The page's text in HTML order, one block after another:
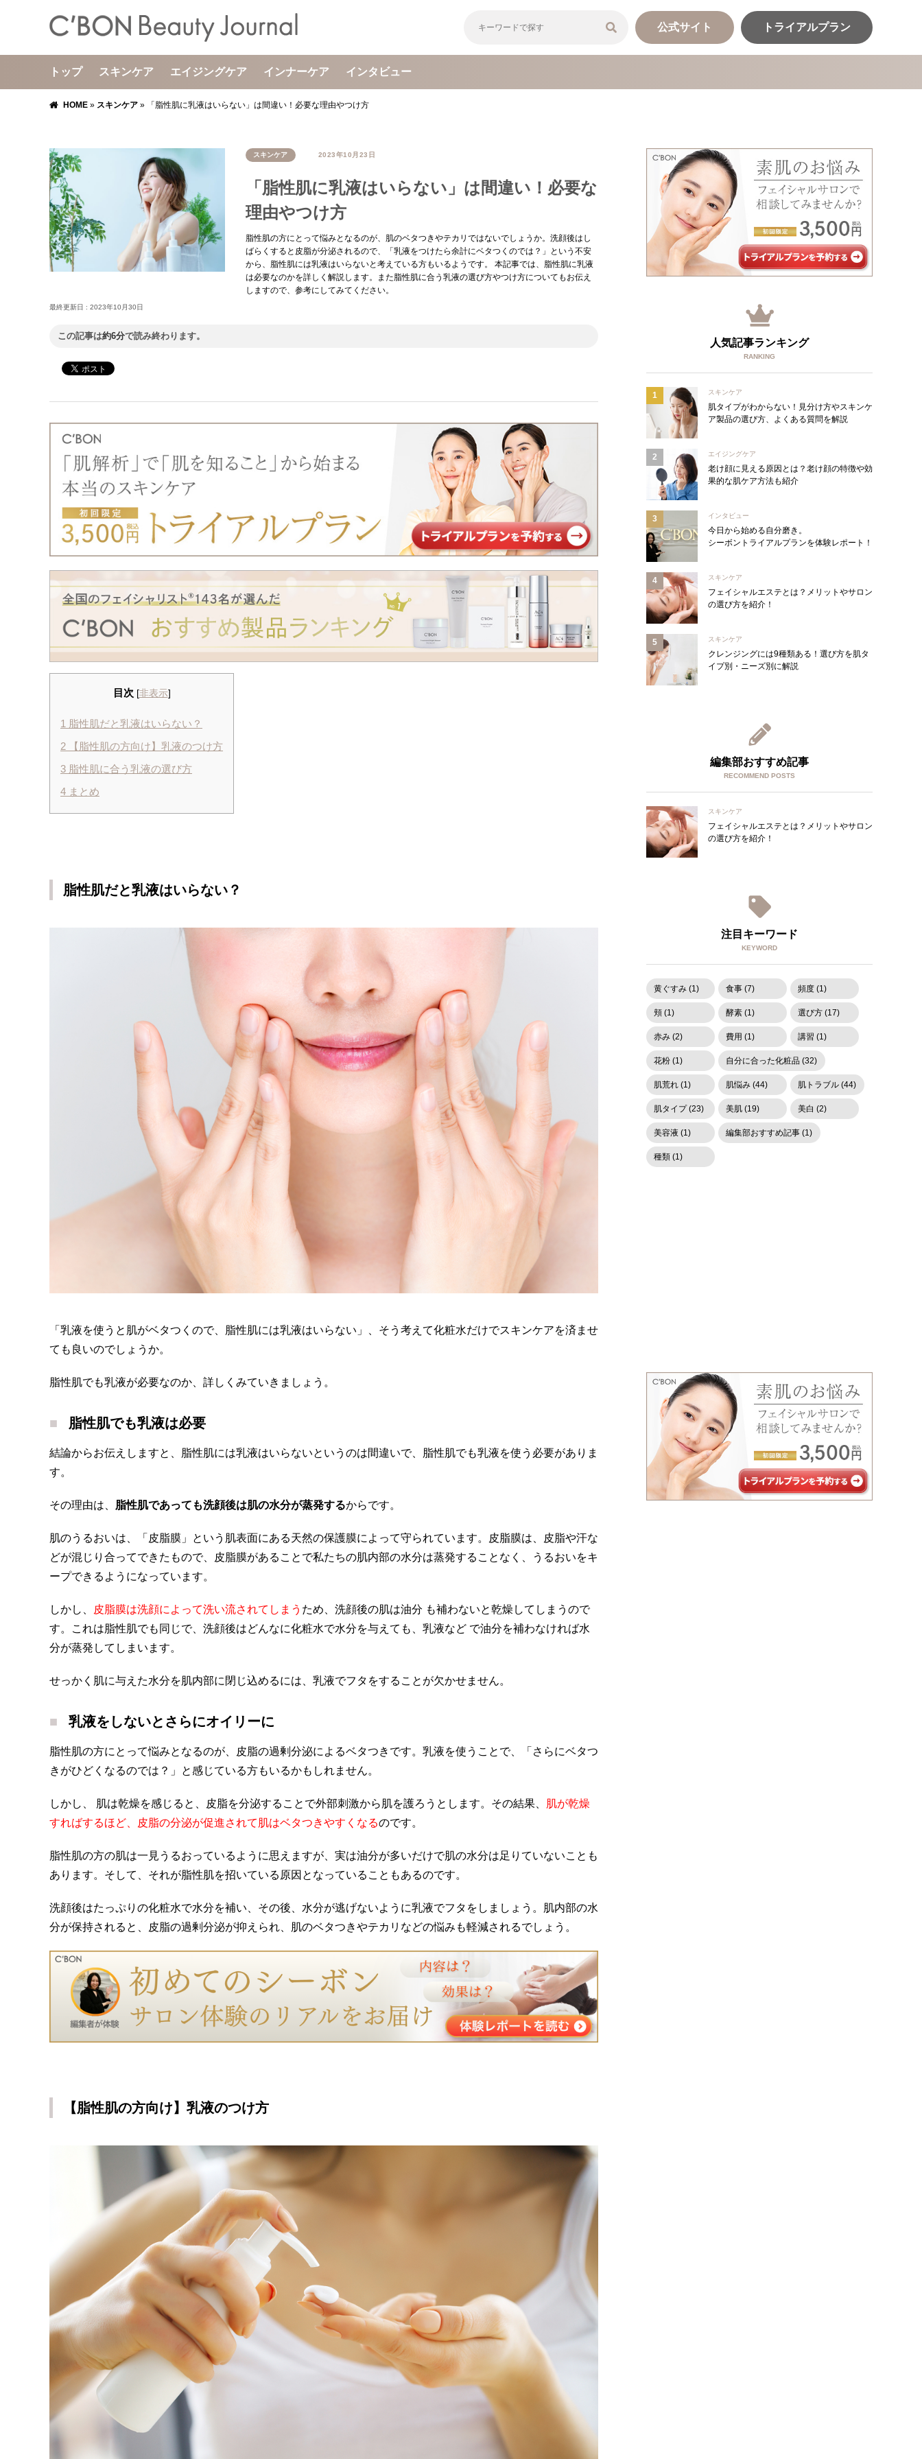
公式サイト トライアルプラン
トップ スキンケア エイジングケア インナーケア インタビュー
HOME » スキンケア » 「脂性肌に乳液はいらない」は間違い！必要な理由やつけ方
スキンケア 2023年10月23日
「脂性肌に乳液はいらない」は間違い！必要な
理由やつけ方
脂性肌の方にとって悩みとなるのが、肌のベタつきやテカリではないでしょうか。洗顔後はし
ばらくすると皮脂が分泌されるので、「乳液をつけたら余計にベタつくのでは？」という不安
から、脂性肌には乳液はいらないと考えている方もいるようです。 本記事では、脂性肌に乳液
は必要なのかを詳しく解説します。また脂性肌に合う乳液の選び方やつけ方についてもお伝え
しますので、参考にしてみてください。
最終更新日 : 2023年10月30日
この記事は約6分で読み終わります。
目次 [非表示]
1 脂性肌だと乳液はいらない？
2 【脂性肌の方向け】乳液のつけ方
3 脂性肌に合う乳液の選び方
4 まとめ
脂性肌だと乳液はいらない？
「乳液を使うと肌がベタつくので、脂性肌には乳液はいらない」、そう考えて化粧水だけでスキンケアを済ませ
ても良いのでしょうか。
脂性肌でも乳液が必要なのか、詳しくみていきましょう。
脂性肌でも乳液は必要
結論からお伝えしますと、脂性肌には乳液はいらないというのは間違いで、脂性肌でも乳液を使う必要がありま
す。
その理由は、 脂性肌であっても洗顔後は肌の水分が蒸発するからです。
肌のうるおいは、「皮脂膜」という肌表面にある天然の保護膜によって守られています。皮脂膜は、皮脂や汗な
どが混じり合ってできたもので、皮脂膜があることで私たちの肌内部の水分は蒸発することなく、うるおいをキ
ープできるようになっています。
しかし、 皮脂膜は洗顔によって洗い流されてしまう ため、洗顔後の肌は油分 も補わないと乾燥してしまうので
す。これは脂性肌でも同じで、洗顔後はどんなに化粧水で水分を与えても、乳液など で油分を補わなければ水
分が蒸発してしまいます。
せっかく肌に与えた水分を肌内部に閉じ込めるには、乳液でフタをすることが欠かせません。
乳液をしないとさらにオイリーに
脂性肌の方にとって悩みとなるのが、皮脂の過剰分泌によるベタつきです。乳液を使うことで、「さらにベタつ
きがひどくなるのでは？」と感じている方もいるかもしれません。
しかし、 肌は乾燥を感じると、皮脂を分泌することで外部刺激から肌を護ろうとします。その結果、 肌が乾燥
すればするほど、皮脂の分泌が促進されて肌はベタつきやすくなるのです。
脂性肌の方の肌は一見うるおっているように思えますが、実は油分が多いだけで肌の水分は足りていないことも
あります。そして、それが脂性肌を招いている原因となっていることもあるのです。
洗顔後はたっぷりの化粧水で水分を補い、その後、水分が逃げないように乳液でフタをしましょう。肌内部の水
分が保持されると、皮脂の過剰分泌が抑えられ、肌のベタつきやテカリなどの悩みも軽減されるでしょう。
【脂性肌の方向け】乳液のつけ方
人気記事ランキング
RANKING
スキンケア
肌タイプがわからない！見分け方やスキンケ
ア製品の選び方、よくある質問を解説
エイジングケア
老け顔に見える原因とは？老け顔の特徴や効
果的な肌ケア方法も紹介
インタビュー
今日から始める自分磨き。
シーボントライアルプランを体験レポート！
スキンケア
フェイシャルエステとは？メリットやサロン
の選び方を紹介！
スキンケア
クレンジングには9種類ある！選び方を肌タ
イプ別・ニーズ別に解説
編集部おすすめ記事
RECOMMEND POSTS
スキンケア
フェイシャルエステとは？メリットやサロン
の選び方を紹介！
注目キーワード
KEYWORD
黄ぐすみ (1) 食事 (7) 頻度 (1)
頬 (1) 酵素 (1) 選び方 (17)
赤み (2) 費用 (1) 講習 (1)
花粉 (1) 自分に合った化粧品 (32)
肌荒れ (1) 肌悩み (44) 肌トラブル (44)
肌タイプ (23) 美肌 (19) 美白 (2)
美容液 (1) 編集部おすすめ記事 (1)
種類 (1)